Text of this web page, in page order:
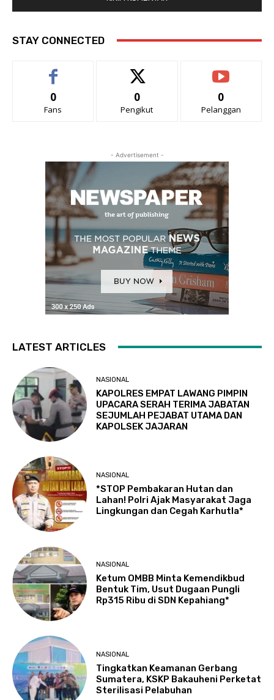
STAY CONNECTED
0
Fans
0
Pengikut
0
Pelanggan
- Advertisement -
LATEST ARTICLES
NASIONAL
KAPOLRES EMPAT LAWANG PIMPIN
UPACARA SERAH TERIMA JABATAN
SEJUMLAH PEJABAT UTAMA DAN
KAPOLSEK JAJARAN
NASIONAL
*STOP Pembakaran Hutan dan
Lahan! Polri Ajak Masyarakat Jaga
Lingkungan dan Cegah Karhutla*
NASIONAL
Ketum OMBB Minta Kemendikbud
Bentuk Tim, Usut Dugaan Pungli
Rp315 Ribu di SDN Kepahiang*
NASIONAL
Tingkatkan Keamanan Gerbang
Sumatera, KSKP Bakauheni Perketat
Sterilisasi Pelabuhan